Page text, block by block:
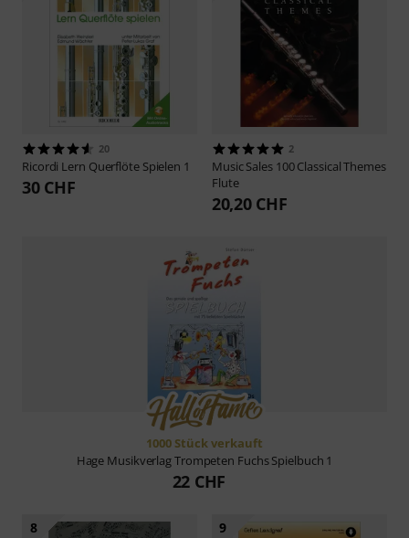
20
Ricordi Lern Querflöte Spielen 1
30 CHF
2
Music Sales 100 Classical Themes
Flute
20,20 CHF
1000 Stück verkauft
Hage MusikverlagTrompeten Fuchs Spielbuch 1
22 CHF
8 9